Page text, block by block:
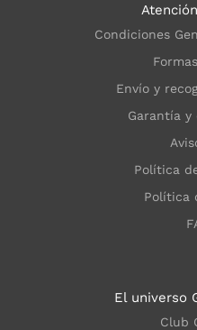
Condiciones
Envío y
Garantía y
Política
Política
El universo
Club